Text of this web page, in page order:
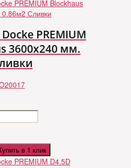
PREMIUM
3600х240 мм.
в 1 клик